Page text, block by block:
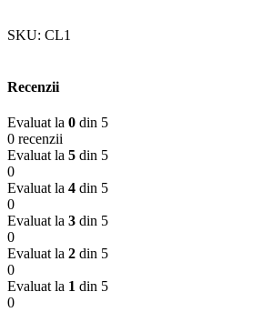
SKU: CL1
Recenzii
Evaluat la 0 din 5
0 recenzii
Evaluat la 5 din 5
0
Evaluat la 4 din 5
0
Evaluat la 3 din 5
0
Evaluat la 2 din 5
0
Evaluat la 1 din 5
0